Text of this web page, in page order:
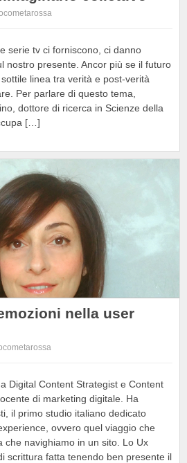
serie tv ci forniscono, ci danno
nostro presente. Ancor più se il futuro
linea tra verità e post-verità
Per parlare di questo tema,
dottore di ricerca in Scienze della
[…]
nella user
Digital Content Strategist e Content
di marketing digitale. Ha
il primo studio italiano dedicato
ovvero quel viaggio che
che navighiamo in un sito. Lo Ux
scrittura fatta tenendo ben presente il